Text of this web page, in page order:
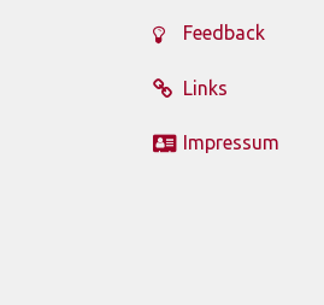
Feedback
Links
Impressum